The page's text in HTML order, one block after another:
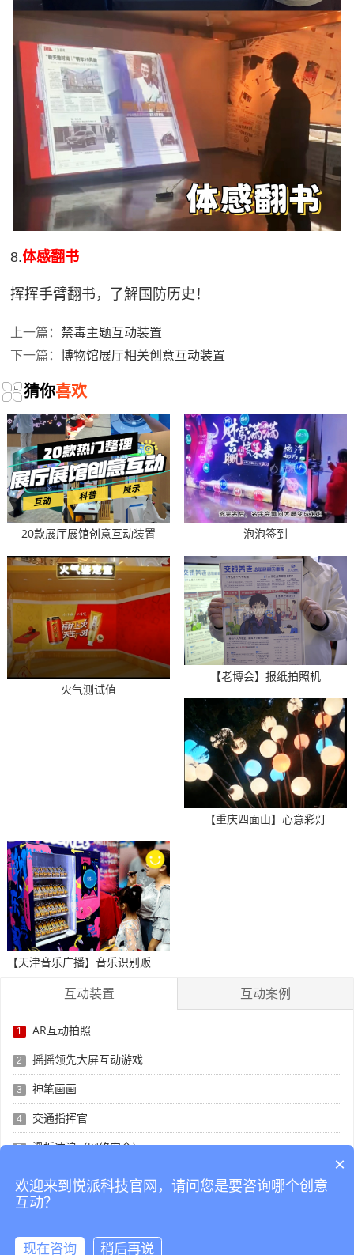
8.体感翻书
挥挥手臂翻书，了解国防历史！
上一篇：禁毒主题互动装置
下一篇：博物馆展厅相关创意互动装置
猜你喜欢
20款展厅展馆创意互动装置 泡泡签到
火气测试值
【老博会】报纸拍照机
【重庆四面山】心意彩灯
互动装置 互动案例
1 AR互动拍照
2 摇摇领先大屏互动游戏
3 神笔画画
4 交通指挥官
5 滑板冲浪（网络安全）
6 投影沙盘
7 冒险酷跑
×
欢迎来到悦派科技官网，请问您是要咨询哪个创意
互动？
现在咨询 稍后再说